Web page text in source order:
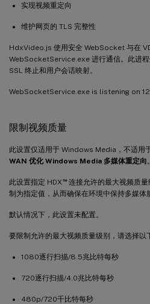
实现视频重定向
维护网页的 TLS 完整性
HdxVideo.js 使用安全 WebSocket 与在
WebSocketService.exe 进行通信。此进
SSL 终止和用户会话映射。
WebSocketService.exe is listening on
限制视频质量
此设置仅适用于 Windows Media，不适用
WAN 优化 Windows Media 多媒体重定向 。
此设置指定 HDX ™连接允许的最大视频质量
制为指定值，从而确保在环境中保持多媒体
默认情况下，此设置未配置。
要限制允许的最大视频质量级别，请选择以
1080逐行扫描/8.5兆比特每秒
720逐行扫描/4.0兆比特每秒
480p/720千比特每秒